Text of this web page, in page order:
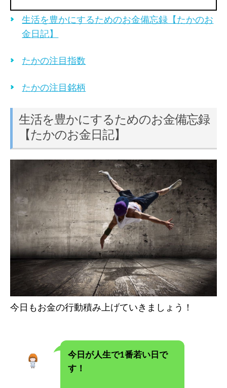
生活を豊かにするためのお金備忘録【たかのお
金日記】
たかの注目指数
たかの注目銘柄
生活を豊かにするためのお金備忘録
【たかのお金日記】
今日もお金の行動積み上げていきましょう！
今日が人生で1番若い日で
す！